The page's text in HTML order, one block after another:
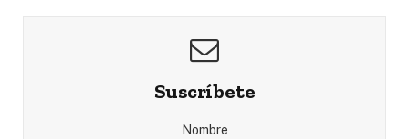
Suscríbete
Nombre